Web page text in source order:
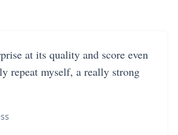
at its quality and score even
repeat myself, a really strong